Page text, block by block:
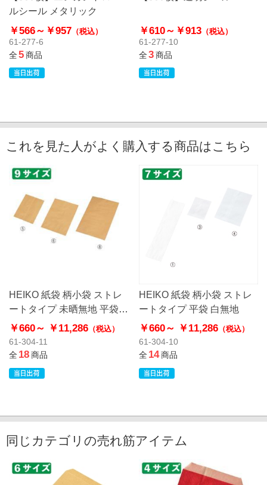
ルシール メタリック
￥566～ ￥957 （税込）
61-277-6
全5商品
￥610～ ￥913 （税込）
61-277-10
全3商品
これを見た人がよく購入する商品はこちら
HEIKO 紙袋 柄小袋 ストレ
ートタイプ 未晒無地 平袋
クラフト
￥660～ ￥11,286 （税込）
61-304-11
全18商品
HEIKO 紙袋 柄小袋 ストレ
ートタイプ 平袋 白無地
￥660～ ￥11,286（税込）
61-304-10
全14商品
同じカテゴリの売れ筋アイテム